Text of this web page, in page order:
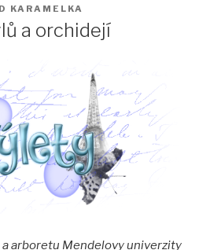
KARAMELKA
a orchidejí
a arboretu Mendelovy univerzity